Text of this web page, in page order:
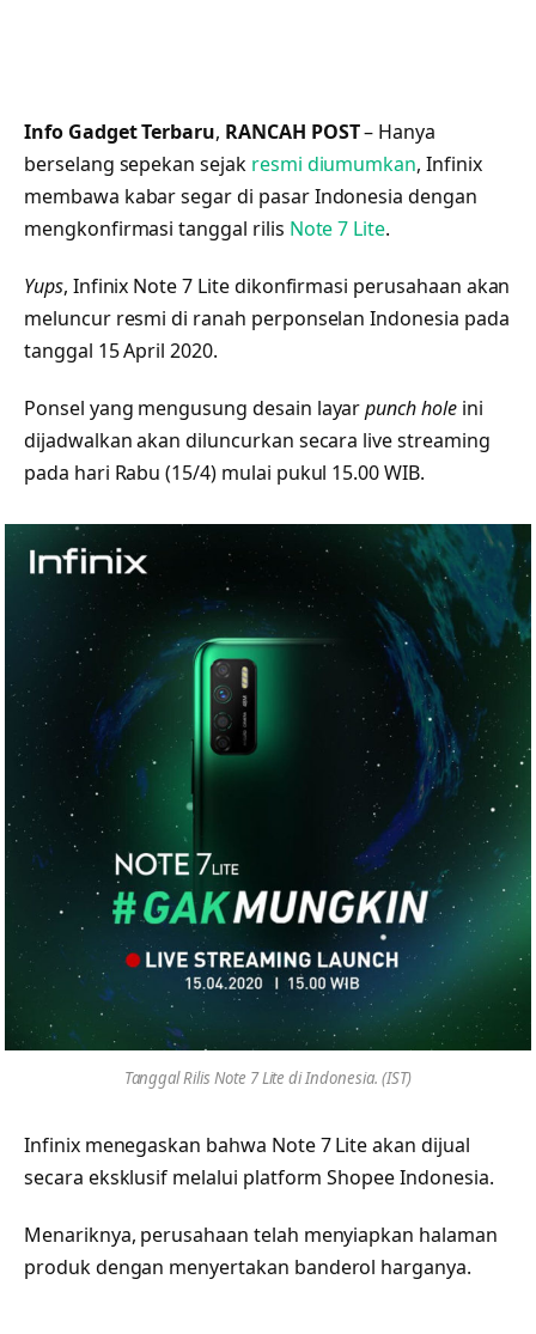
Info Gadget Terbaru, RANCAH POST– Hanya
berselang sepekan sejak resmi diumumkan, Infinix
membawa kabar segar di pasar Indonesia dengan
mengkonfirmasi tanggal rilis Note 7 Lite.
Yups, Infinix Note 7 Lite dikonfirmasi perusahaan akan
meluncur resmi di ranah perponselan Indonesia pada
tanggal 15 April 2020.
Ponsel yang mengusung desain layarpunch holeini
dijadwalkan akan diluncurkan secara live streaming
pada hari Rabu (15/4) mulai pukul 15.00 WIB.
Tanggal Rilis Note 7 Lite di Indonesia. (IST)
Infinix menegaskan bahwa Note 7 Lite akan dijual
secara eksklusif melalui platform Shopee Indonesia.
Menariknya, perusahaan telah menyiapkan halaman
produk dengan menyertakan banderol harganya.